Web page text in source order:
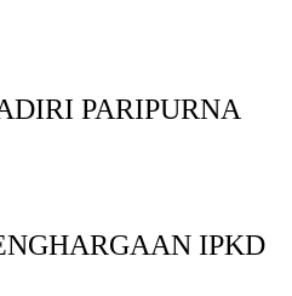
PARIPURNA
IPKD